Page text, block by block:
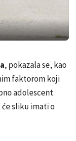
, pokazala se, kao
faktorom koji
adolescent
sliku imati o